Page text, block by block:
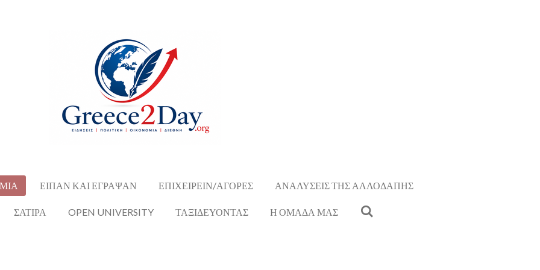
ΕΙΠΑΝ ΚΑΙ ΕΓΡΑΨΑΝ ΕΠΙΧΕΙΡΕΙΝ/ΑΓΟΡΕΣ ΑΝΑΛΥΣΕΙΣ ΤΗΣ ΑΛΛΟΔΑΠΗΣ
ΣΑΤΙΡΑ OPEN UNIVERSITY ΤΑΞΙΔΕΥΟΝΤΑΣ Η ΟΜΑΔΑ ΜΑΣ